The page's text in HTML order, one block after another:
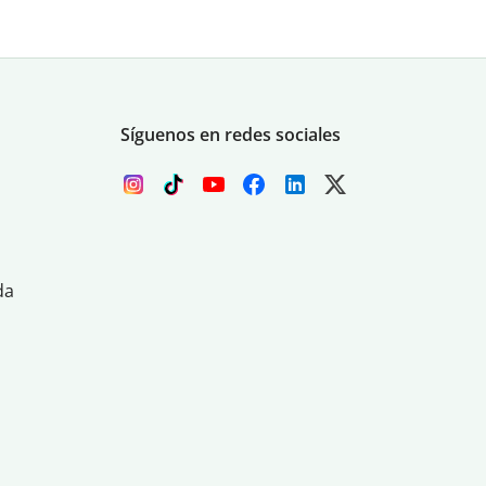
Síguenos en redes sociales